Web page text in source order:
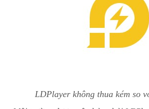
LDPlayer không thua kém so